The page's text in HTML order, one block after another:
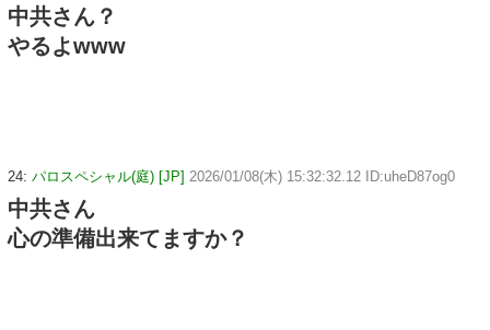
中共さん？
やるよwww
24: パロスペシャル(庭) [JP] 2026/01/08(木) 15:32:32.12 ID:uheD87og0
中共さん
心の準備出来てますか？